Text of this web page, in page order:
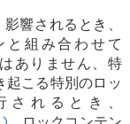
響されるとき、
組み合わせて
ありません、特
起こる特別のロッ
れるとき、